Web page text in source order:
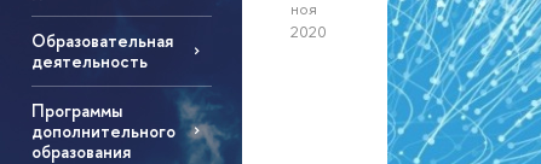
Образовательная
деятельность
Программы
дополнительного
образования
ноя
2020